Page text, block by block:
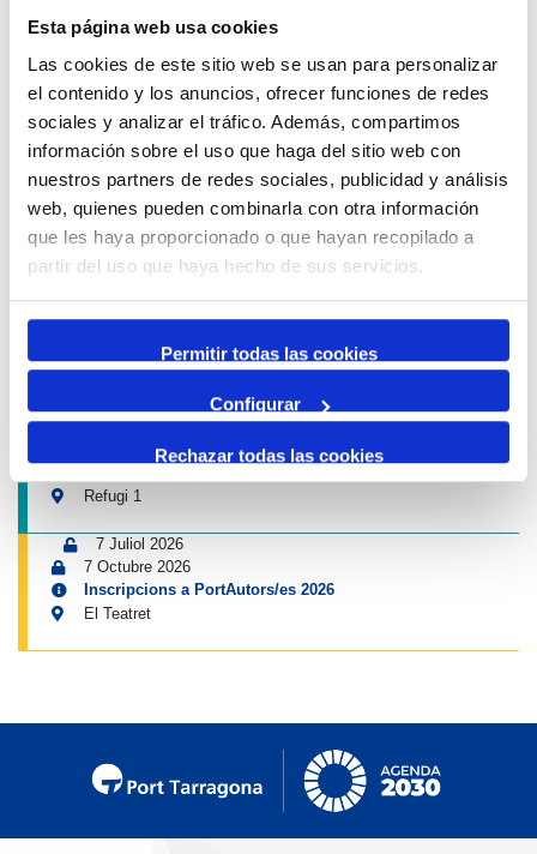
Esta página web usa cookies
Las cookies de este sitio web se usan para personalizar
el contenido y los anuncios, ofrecer funciones de redes
sociales y analizar el tráfico. Además, compartimos
información sobre el uso que haga del sitio web con
nuestros partners de redes sociales, publicidad y análisis
web, quienes pueden combinarla con otra información
que les haya proporcionado o que hayan recopilado a
partir del uso que haya hecho de sus servicios.
Permitir todas las cookies
Configurar
Rechazar todas las cookies
11 Octubre 2026
Exposició | El concurs de mestres romescaires en
imatges
Museu del Port
25 Juny 2026
23 Agost 2026
Exposició | Històries d'amistat
Refugi 1
Exposició | La peça blava, Sextant
25 Juny 2026
23 Agost 2026
Refugi 1
7 Juliol 2026
7 Octubre 2026
Inscripcions a PortAutors/es 2026
El Teatret